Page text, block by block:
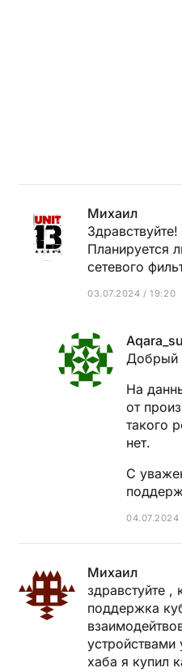
Михаил
Здравствуйте!
Планируется
сетевого
03.07.2024 / 19:20
Добрый
На
от
такого
нет.
С
04.07.2024
Михаил
здравстуйте ,
поддержка
хаба я купил